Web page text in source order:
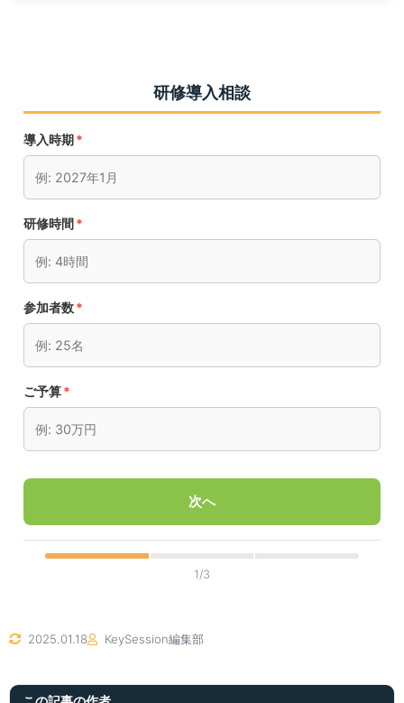
研修導入相談
導入時期*
研修時間*
参加者数*
ご予算*
次へ
1/3
2025.01.18 KeySession編集部